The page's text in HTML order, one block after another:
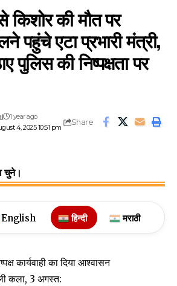
किशोर की मौत पर
पहुंचे एटा प्रभारी मंत्री,
पुलिस की निष्पक्षता पर
4, 2025 10:51 pm
1 year ago
Share
चुने।
English हिन्दी मराठी
कार्यवाही का दिया आश्वासन
कला, 3 अगस्त: